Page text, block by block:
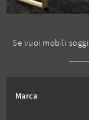
Marca